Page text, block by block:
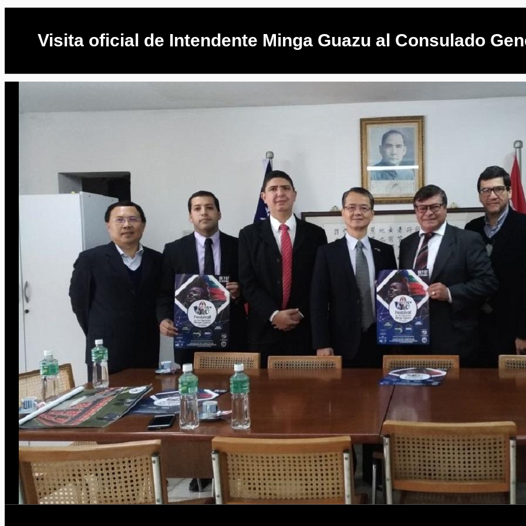
Visita oficial de Intendente Minga Guazu al Consulado